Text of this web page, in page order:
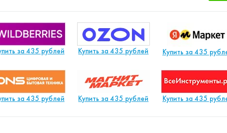
за 435 рублей Купить за 435 рублей Купить за 435
за 435 рублей Купить за 435 рублей Купить за 435